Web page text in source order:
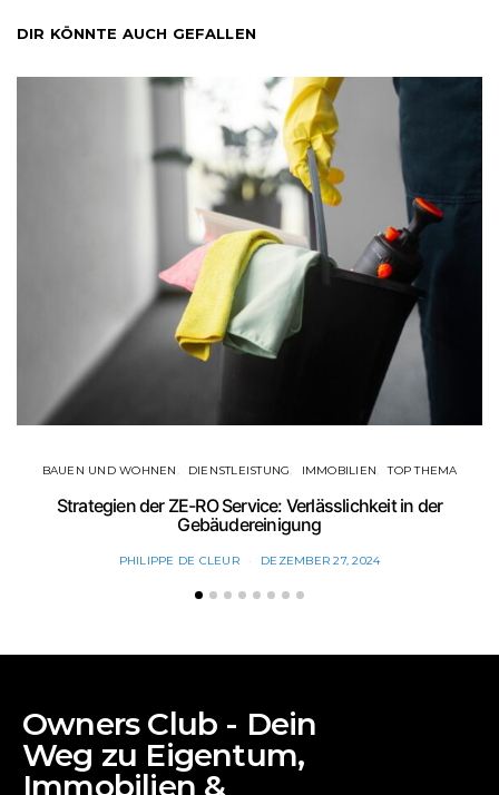
DIR KÖNNTE AUCH GEFALLEN
BAUEN UND WOHNEN DIENSTLEISTUNG IMMOBILIEN TOP THEMA
Strategien der ZE-RO Service: Verlässlichkeit in der
Gebäudereinigung
PHILIPPE DE CLEUR DEZEMBER 27, 2024
Owners Club - Dein
Weg zu Eigentum,
Immobilien &